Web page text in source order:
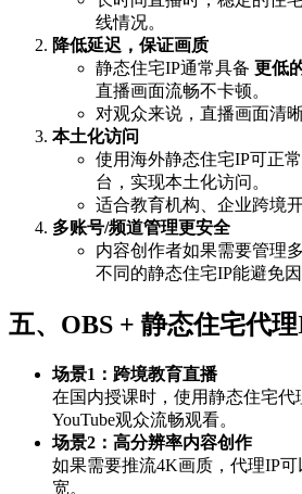
线情况。
降低延迟，保证画质
静态住宅IP通常具备 更低
直播画面流畅不卡顿。
对观众来说，直播画面清
本土化访问
使用海外静态住宅IP可正
台，实现本土化访问。
适合教育机构、企业跨境
多账号/频道管理更安全
内容创作者如果需要管理
不同的静态住宅IP能避免
五、OBS + 静态住宅代
场景1：跨境教育直播
在国内授课时，使用静态住宅代
YouTube观众流畅观看。
场景2：高分辨率内容创作
如果需要推流4K画质，代理IP
宽。